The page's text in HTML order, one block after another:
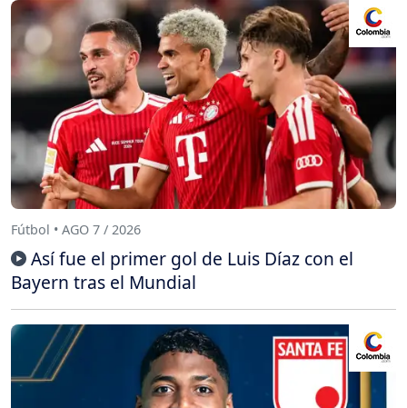
Fútbol • AGO 7 / 2026
Así fue el primer gol de Luis Díaz con el
Bayern tras el Mundial